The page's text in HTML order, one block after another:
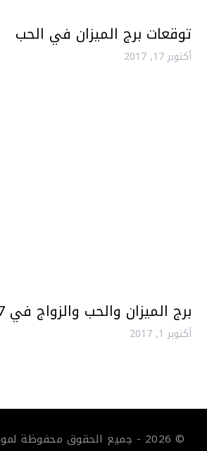
توقعات برج الميزان في الحب
أكتوبر 17, 2017
برج الميزان والحب والزواج في 2017
أكتوبر 1, 2017
© 2026 - جميع الحقوق محفوظة لموقع الراقية